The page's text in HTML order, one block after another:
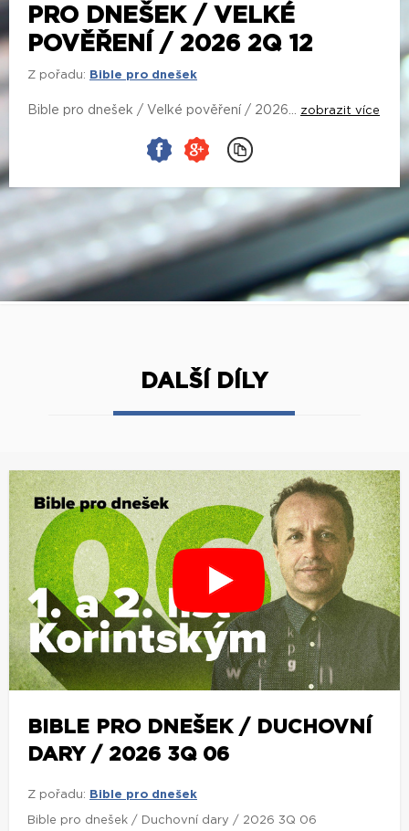
PRO DNEŠEK / VELKÉ
POVĚŘENÍ / 2026 2Q 12
Z pořadu: Bible pro dnešek
Bible pro dnešek / Velké pověření / 2026... zobrazit více
DALŠÍ DÍLY
BIBLE PRO DNEŠEK / DUCHOVNÍ
DARY / 2026 3Q 06
Z pořadu: Bible pro dnešek
Bible pro dnešek / Duchovní dary / 2026 3Q 06